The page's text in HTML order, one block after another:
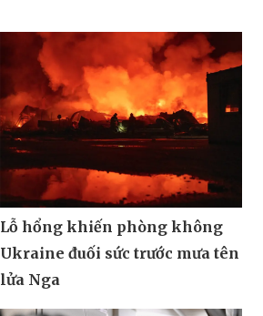
Lỗ hổng khiến phòng không
Ukraine đuối sức trước mưa tên
lửa Nga